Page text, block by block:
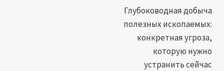
Глубоководная добыча
полезных ископаемых:
конкретная угроза,
которую нужно
устранить сейчас